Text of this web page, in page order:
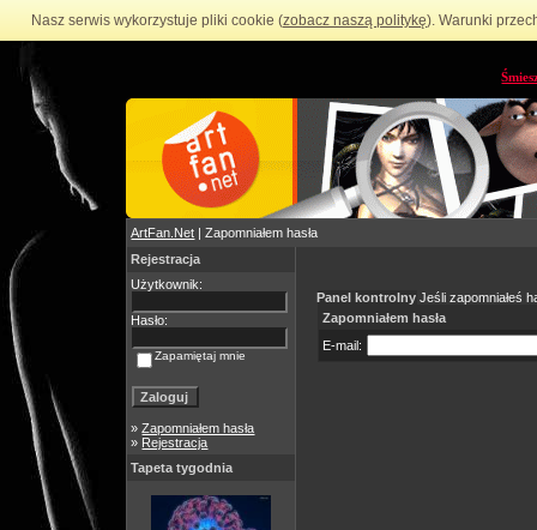
Nasz serwis wykorzystuje pliki cookie (zobacz naszą politykę). Warunki
ArtFan.Net | Zapomniałem hasła
Rejestracja
Użytkownik:
Hasło:
Zapamiętaj mnie
»Zapomniałem hasła
» Rejestracja
Tapeta tygodnia
Panel kontrolny Jeśli zapomniałeś
Zapomniałem hasła
E-mail: